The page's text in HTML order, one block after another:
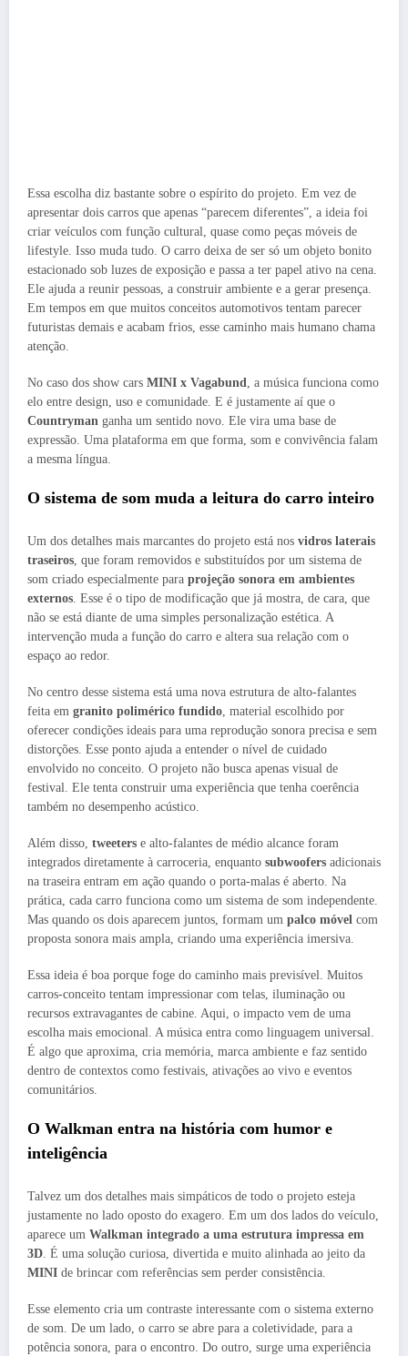
Essa escolha diz bastante sobre o espírito do projeto. Em vez de
apresentar dois carros que apenas “parecem diferentes”, a ideia foi
criar veículos com função cultural, quase como peças móveis de
lifestyle. Isso muda tudo. O carro deixa de ser só um objeto bonito
estacionado sob luzes de exposição e passa a ter papel ativo na cena.
Ele ajuda a reunir pessoas, a construir ambiente e a gerar presença.
Em tempos em que muitos conceitos automotivos tentam parecer
futuristas demais e acabam frios, esse caminho mais humano chama
atenção.
No caso dos show cars MINI x Vagabund
, a música funciona como
elo entre design, uso e comunidade. E é justamente aí que o
Countryman ganha um sentido novo. Ele vira uma base de
expressão. Uma plataforma em que forma, som e convivência falam
a mesma língua.
O sistema de som muda a leitura do carro inteiro
Um dos detalhes mais marcantes do projeto está nos vidros laterais
traseiros , que foram removidos e substituídos por um sistema de
som criado especialmente para projeção sonora em ambientes
externos . Esse é o tipo de modificação que já mostra, de cara, que
não se está diante de uma simples personalização estética. A
intervenção muda a função do carro e altera sua relação com o
espaço ao redor.
No centro desse sistema está uma nova estrutura de alto-falantes
feita em granito polimérico fundido , material escolhido por
oferecer condições ideais para uma reprodução sonora precisa e sem
distorções. Esse ponto ajuda a entender o nível de cuidado
envolvido no conceito. O projeto não busca apenas visual de
festival. Ele tenta construir uma experiência que tenha coerência
também no desempenho acústico.
Além disso, tweeters e alto-falantes de médio alcance foram
integrados diretamente à carroceria, enquanto subwoofers adicionais
na traseira entram em ação quando o porta-malas é aberto. Na
prática, cada carro funciona como um sistema de som independente.
Mas quando os dois aparecem juntos, formam um palco móvel com
proposta sonora mais ampla, criando uma experiência imersiva.
Essa ideia é boa porque foge do caminho mais previsível. Muitos
carros-conceito tentam impressionar com telas, iluminação ou
recursos extravagantes de cabine. Aqui, o impacto vem de uma
escolha mais emocional. A música entra como linguagem universal.
É algo que aproxima, cria memória, marca ambiente e faz sentido
dentro de contextos como festivais, ativações ao vivo e eventos
comunitários.
O Walkman entra na história com humor e
inteligência
Talvez um dos detalhes mais simpáticos de todo o projeto esteja
justamente no lado oposto do exagero. Em um dos lados do veículo,
aparece um Walkman integrado a uma estrutura impressa em
3D . É uma solução curiosa, divertida e muito alinhada ao jeito da
MINI de brincar com referências sem perder consistência.
Esse elemento cria um contraste interessante com o sistema externo
de som. De um lado, o carro se abre para a coletividade, para a
potência sonora, para o encontro. Do outro, surge uma experiência